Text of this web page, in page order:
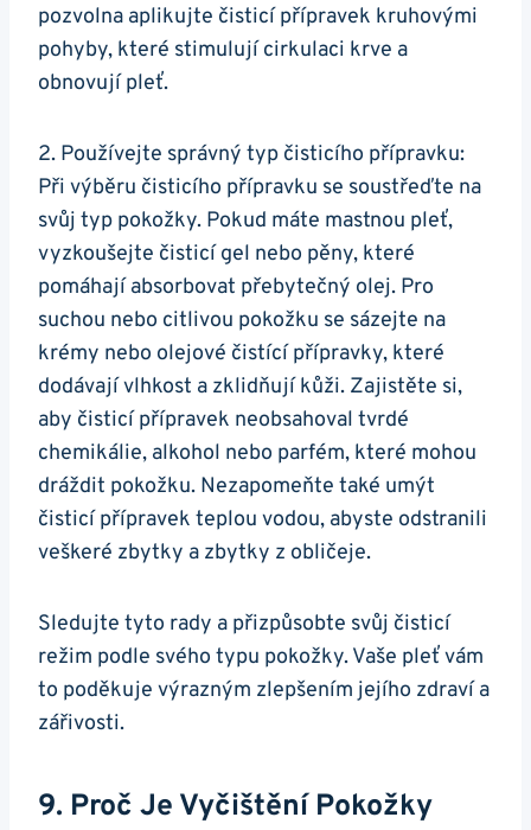
pozvolna aplikujte čisticí přípravek ⁢kruhovými
pohyby, ⁣které stimulují cirkulaci ‌krve a
obnovují pleť.
2. ⁢Používejte správný typ čisticího přípravku:
‌Při výběru čisticího přípravku ⁤se⁢ soustřeďte na
svůj ‌typ⁣ pokožky. Pokud máte⁣ mastnou pleť, ​
vyzkoušejte čisticí gel nebo pěny, které
pomáhají absorbovat přebytečný olej. ⁣Pro
suchou nebo ⁤citlivou pokožku se sázejte ​na​
krémy nebo olejové čistící ‌přípravky, ⁤které
⁣dodávají vlhkost a⁢ zklidňují kůži. Zajistěte si,
aby čisticí ⁣přípravek neobsahoval tvrdé
chemikálie, ⁣alkohol nebo parfém, které mohou
dráždit pokožku. Nezapomeňte také umýt
‌čisticí přípravek teplou⁣ vodou, abyste odstranili
‌veškeré ​zbytky a zbytky z obličeje.
Sledujte tyto rady a​ přizpůsobte svůj ‌čisticí
režim podle svého typu pokožky. Vaše pleť vám
to poděkuje výrazným zlepšením jejího ‍zdraví a
zářivosti.
9. Proč Je Vyčištění Pokožky